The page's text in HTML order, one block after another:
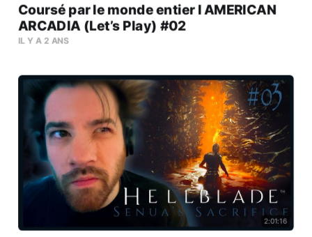
Coursé par le monde entier l AMERICAN
ARCADIA (Let’s Play) #02
IL Y A 2 ANS
2:01:16